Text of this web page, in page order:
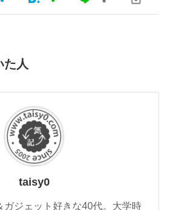
た人
taisy0
ガジェット好きな40代。大学時